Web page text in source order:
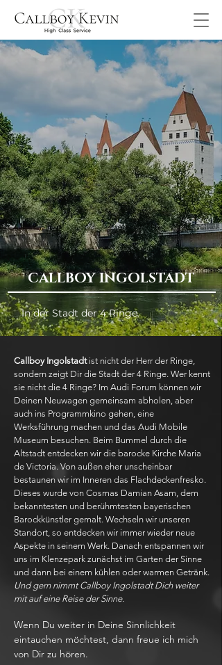
CALLBOY INGOLSTADT
In der Stadt der 4 Ringe.
Callboy Ingolstadtist nicht der Herr der Ringe,
sondern zeigt Dir die Stadt der 4 Ringe. Wer kennt
sie nicht die 4 Ringe? Im Audi Forum können wir
Deinen Neuwagen gemeinsam abholen, aber
auch ins Programmkino gehen, eine
Werksführung machen und das Audi Mobile
Museum besuchen. Beim Bummel durch die
Altstadt entdecken wir die barocke Kirche Maria
de Victoria. Von außen eher unscheinbar
bestaunen wir im Inneren das Flachdeckenfresko.
Dieses wurde von Cosmas Damian Asam, dem
bekanntesten und berühmtesten bayerischen
Barockkünstler gemalt. Wechseln wir unseren
Standort, so entdecken wir immer wieder neue
Aspekte in seinem Werk. Danach entspannen wir
uns im Klenzepark zunächst im Garten der Sinne
und dann bei einem kühlen oder warmen Getränk.
Und gern nimmt Callboy Ingolstadt Dich weiter
mit auf eine Reise der Sinne.
Wenn Du weiter in Deine Sinnlichkeit
eintauchen möchtest, dann freue ich mich
von Dir zu hören.